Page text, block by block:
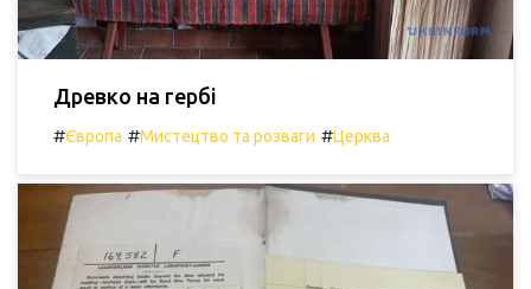
Древко на гербі
#Європа #Мистецтво та розваги #Церква